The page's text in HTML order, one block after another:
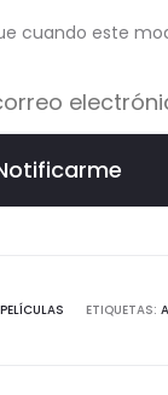
cuando este
PELÍCULAS ETIQUETAS: